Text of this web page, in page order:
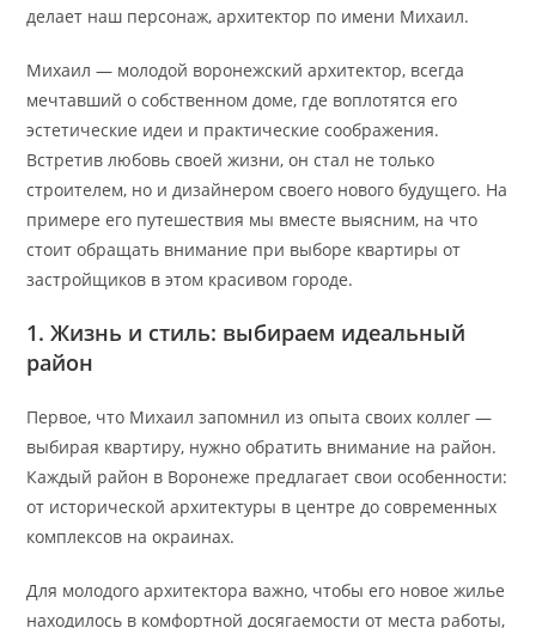
делает наш персонаж, архитектор по имени Михаил.
Михаил — молодой воронежский архитектор, всегда
мечтавший о собственном доме, где воплотятся его
эстетические идеи и практические соображения.
Встретив любовь своей жизни, он стал не только
строителем, но и дизайнером своего нового будущего. На
примере его путешествия мы вместе выясним, на что
стоит обращать внимание при выборе квартиры от
застройщиков в этом красивом городе.
1. Жизнь и стиль: выбираем идеальный
район
Первое, что Михаил запомнил из опыта своих коллег —
выбирая квартиру, нужно обратить внимание на район.
Каждый район в Воронеже предлагает свои особенности:
от исторической архитектуры в центре до современных
комплексов на окраинах.
Для молодого архитектора важно, чтобы его новое жилье
находилось в комфортной досягаемости от места работы,